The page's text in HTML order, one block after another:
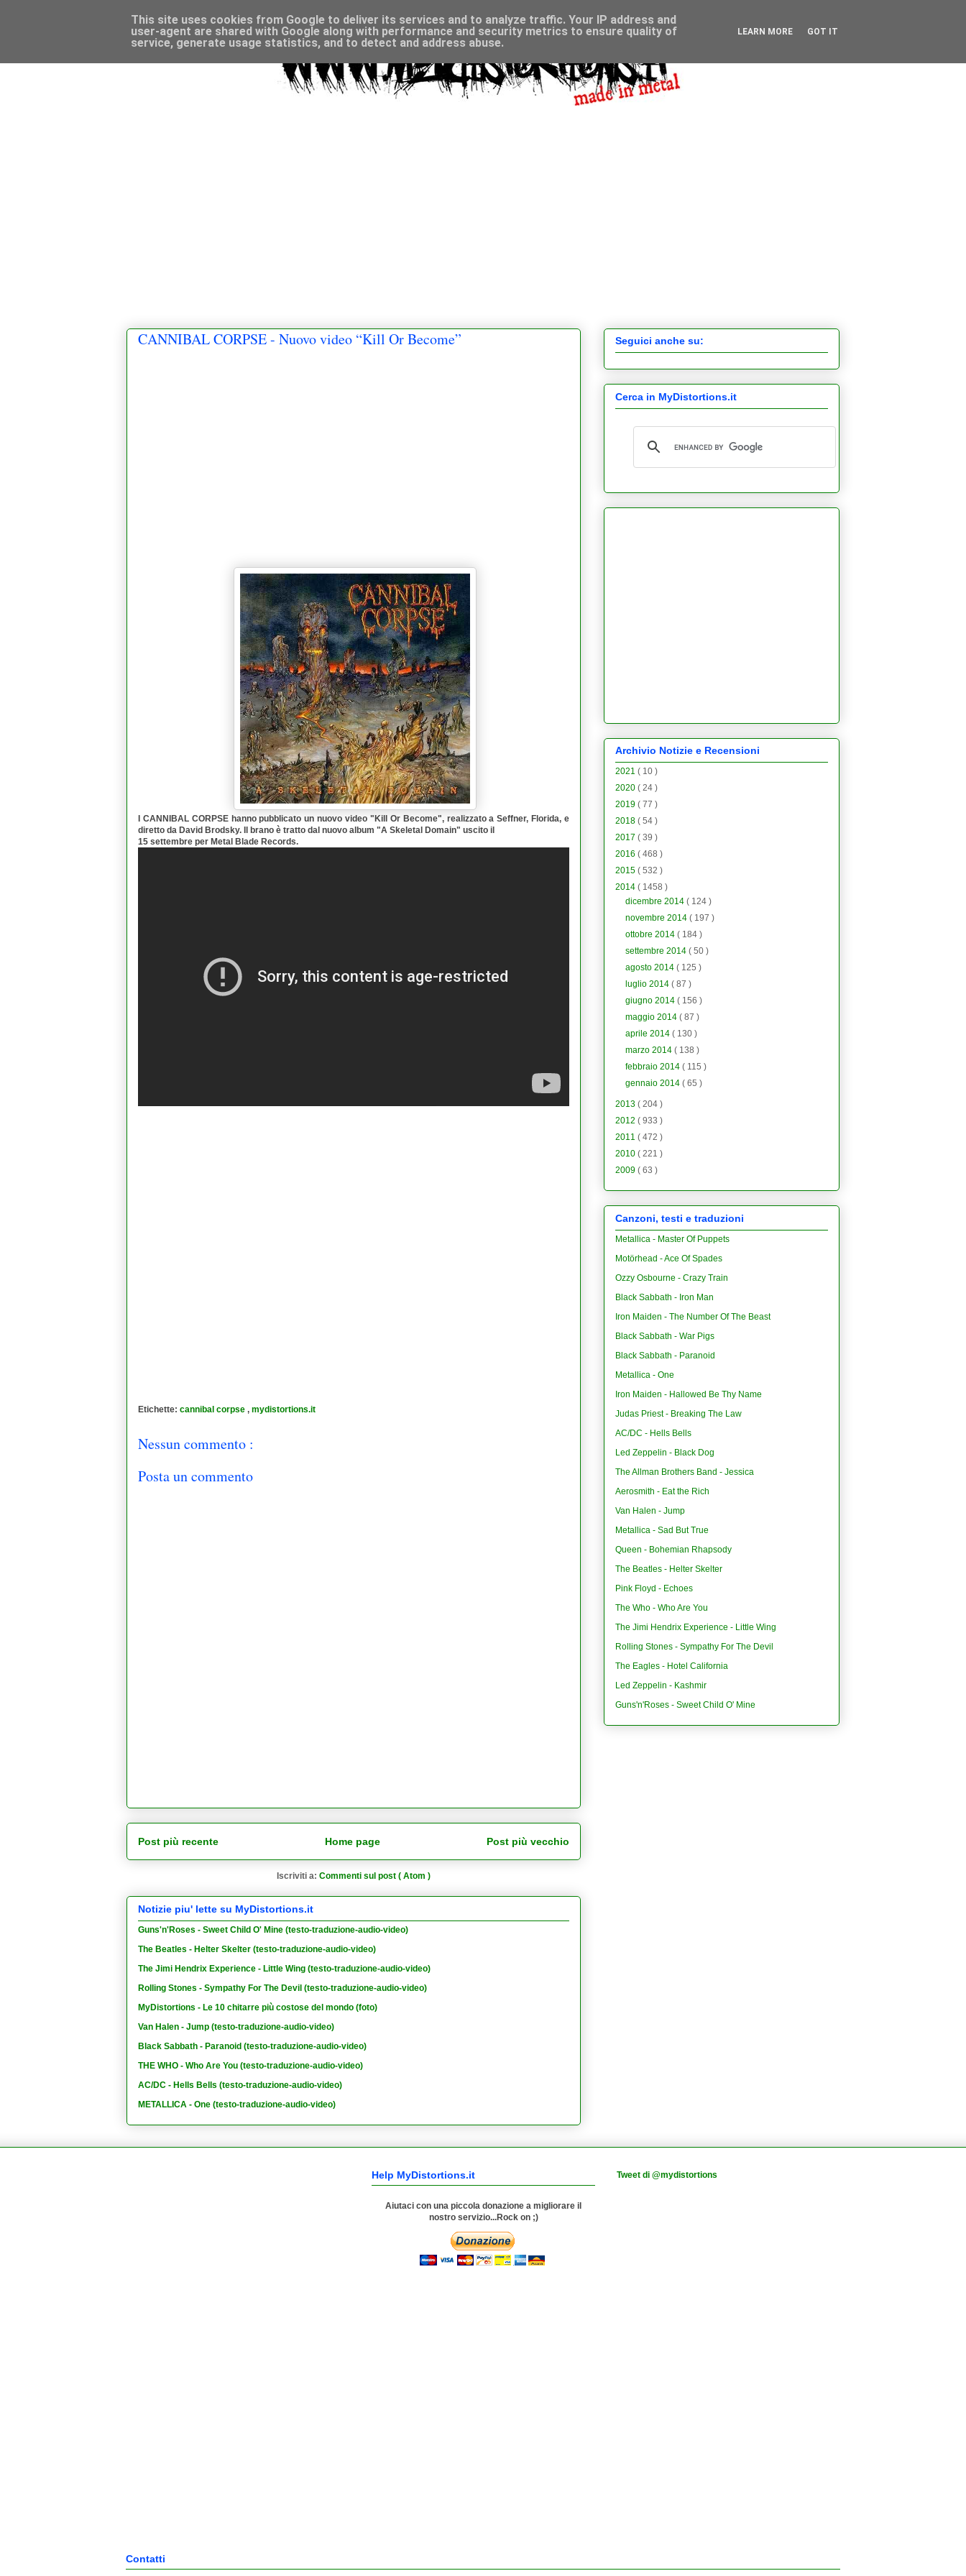
CANNIBAL CORPSE - Nuovo video “Kill Or Become”
CANNIBAL CORPSEhanno pubblicato un nuovo video " Kill Or Become", realizzato a Seffner, Florida, e
diretto da David Brodsky. Il brano è tratto dal nuovo album "A Skeletal Domain" uscito il
15 settembre per Metal Blade Records.
Etichette: cannibal corpse , mydistortions.it
Nessun commento :
Posta un commento
Post più recente Post più vecchio
Home page
Iscriviti a: Commenti sul post ( Atom )
Notizie piu' lette su MyDistortions.it
Guns'n'Roses - Sweet Child O' Mine (testo-traduzione-audio-video)
The Beatles - Helter Skelter (testo-traduzione-audio-video)
The Jimi Hendrix Experience - Little Wing (testo-traduzione-audio-video)
Rolling Stones - Sympathy For The Devil (testo-traduzione-audio-video)
MyDistortions - Le 10 chitarre più costose del mondo (foto)
Van Halen - Jump (testo-traduzione-audio-video)
Black Sabbath - Paranoid (testo-traduzione-audio-video)
THE WHO - Who Are You (testo-traduzione-audio-video)
AC/DC - Hells Bells (testo-traduzione-audio-video)
METALLICA - One (testo-traduzione-audio-video)
Seguici anche su:
Cerca in MyDistortions.it
Archivio Notizie e Recensioni
2021 ( 10 )
2020 ( 24 )
2019 ( 77 )
2018 ( 54 )
2017 ( 39 )
2016 ( 468 )
2015 ( 532 )
2014 ( 1458 )
dicembre 2014( 124 )
novembre 2014( 197 )
ottobre 2014( 184 )
settembre 2014( 50 )
agosto 2014( 125 )
luglio 2014( 87 )
giugno 2014( 156 )
maggio 2014( 87 )
aprile 2014( 130 )
marzo 2014( 138 )
febbraio 2014( 115 )
gennaio 2014( 65 )
2013 ( 204 )
2012 ( 933 )
2011 ( 472 )
2010 ( 221 )
2009 ( 63 )
Canzoni, testi e traduzioni
Metallica - Master Of Puppets
Motörhead - Ace Of Spades
Ozzy Osbourne - Crazy Train
Black Sabbath - Iron Man
Iron Maiden - The Number Of The Beast
Black Sabbath - War Pigs
Black Sabbath - Paranoid
Metallica - One
Iron Maiden - Hallowed Be Thy Name
Judas Priest - Breaking The Law
AC/DC - Hells Bells
Led Zeppelin - Black Dog
The Allman Brothers Band - Jessica
Aerosmith - Eat the Rich
Van Halen - Jump
Metallica - Sad But True
Queen - Bohemian Rhapsody
The Beatles - Helter Skelter
Pink Floyd - Echoes
The Who - Who Are You
The Jimi Hendrix Experience - Little Wing
Rolling Stones - Sympathy For The Devil
The Eagles - Hotel California
Led Zeppelin - Kashmir
Guns'n'Roses - Sweet Child O' Mine
Help MyDistortions.it
Aiutaci con una piccola donazione a migliorare il
nostro servizio...Rock on ;)
Tweet di @mydistortions
Contatti
This site uses cookies from Google to deliver its services and to analyze traffic. Your IP address and
user-agent are shared with Google along with performance and security metrics to ensure quality of
service, generate usage statistics, and to detect and address abuse.
LEARN MORE GOT IT